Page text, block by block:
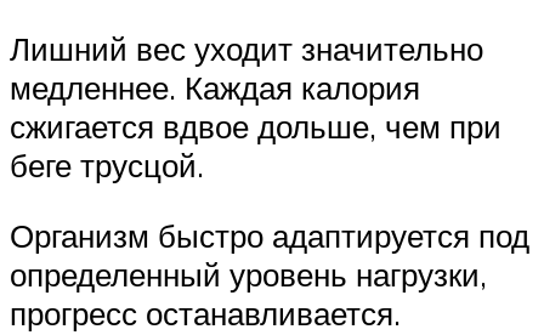
Лишний вес уходит значительно
медленнее. Каждая калория
сжигается вдвое дольше, чем при
беге трусцой.
Организм быстро адаптируется под
определенный уровень нагрузки,
прогресс останавливается.